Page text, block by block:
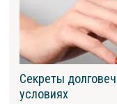
Секреты
условиях